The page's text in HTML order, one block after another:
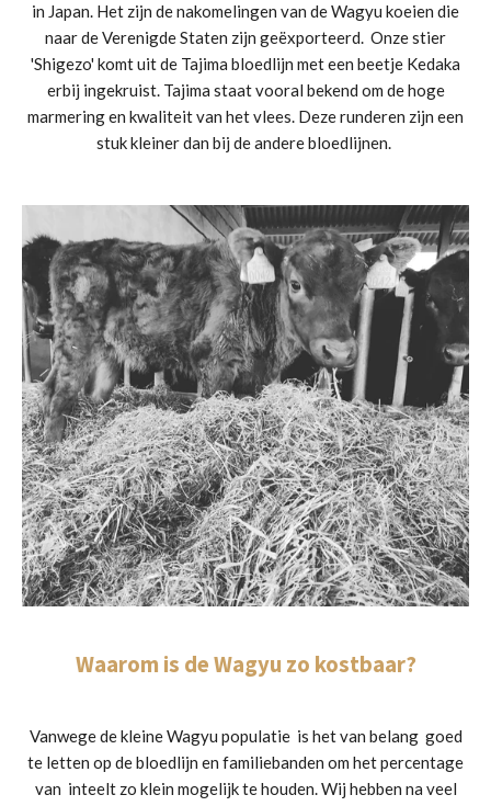
in Japan. Het zijn de nakomelingen van de Wagyu koeien die
naar de Verenigde Staten zijn geëxporteerd. Onze stier
'Shigezo' komt uit de Tajima bloedlijn met een beetje Kedaka
erbij ingekruist. Tajima staat vooral bekend om de hoge
marmering en kwaliteit van het vlees. Deze runderen zijn een
stuk kleiner dan bij de andere bloedlijnen.
Waarom is de Wagyu zo kostbaar?
Vanwege de kleine Wagyu populatie is het van belang goed
te letten op de bloedlijn en familiebanden om het percentage
van inteelt zo klein mogelijk te houden. Wij hebben na veel